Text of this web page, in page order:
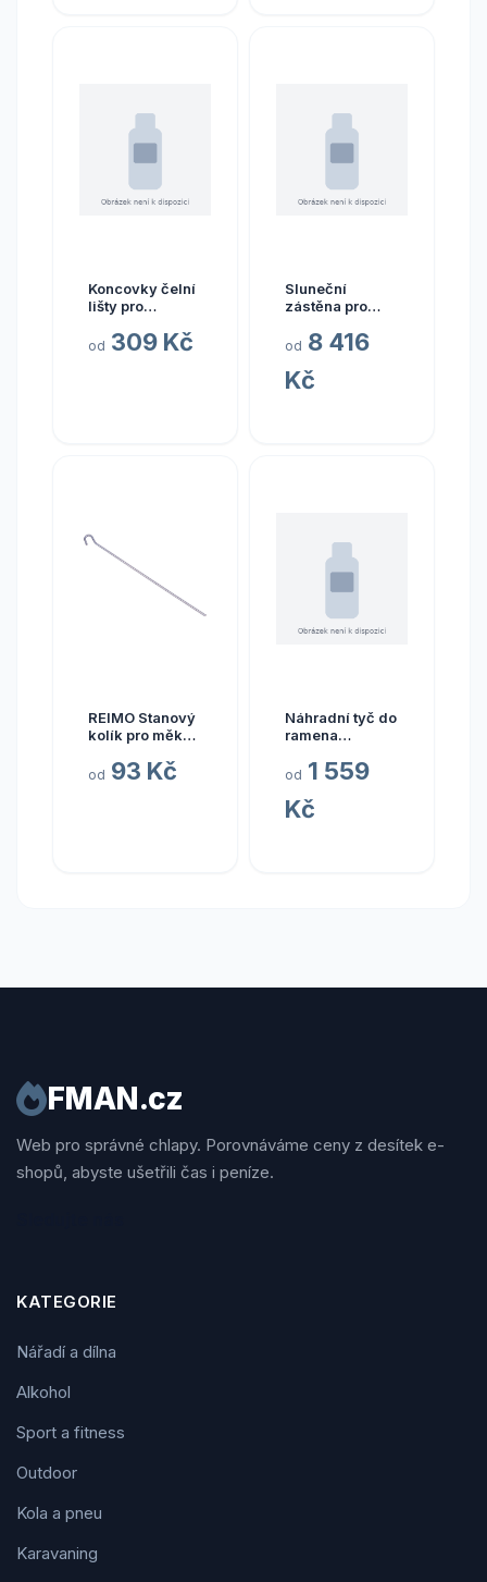
Koncovky čelní
lišty pro
Fiamma F45i/iL
od 309 Kč
Sluneční
zástěna pro
Bermuda k
o rozměru 340–
380 cm
od 8 416
Kč
REIMO Stanový
kolík pro měkké
Varianta: Délka:
od 93 Kč
Náhradní tyč do
ramena
Fiamma
délka 190 cm
od 1 559
Kč
FMAN.cz
Web pro správné chlapy. Porovnáváme ceny z desítek e-
shopů, abyste ušetřili čas i peníze.
KATEGORIE
Nářadí a dílna
Alkohol
Sport a fitness
Outdoor
Kola a pneu
Karavaning